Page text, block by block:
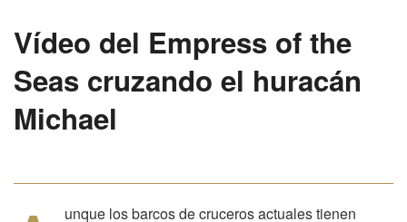
Vídeo del Empress of the
Seas cruzando el huracán
Michael
unque los barcos de cruceros actuales tienen